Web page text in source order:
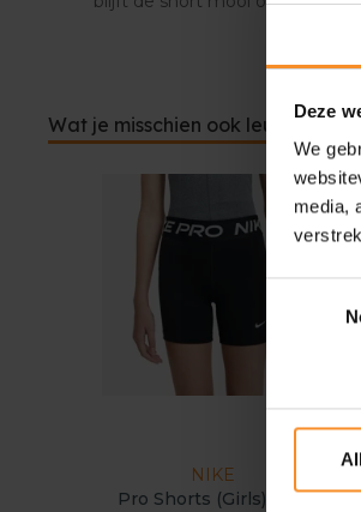
Deze
We
media,
Wat je misschien ook leuk vindt
NIKE
Pro Shorts (Girls) Kids